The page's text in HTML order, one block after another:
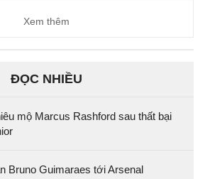
Xem thêm
ĐỌC NHIỀU
mộ Marcus Rashford sau thất bại
Bruno Guimaraes tới Arsenal